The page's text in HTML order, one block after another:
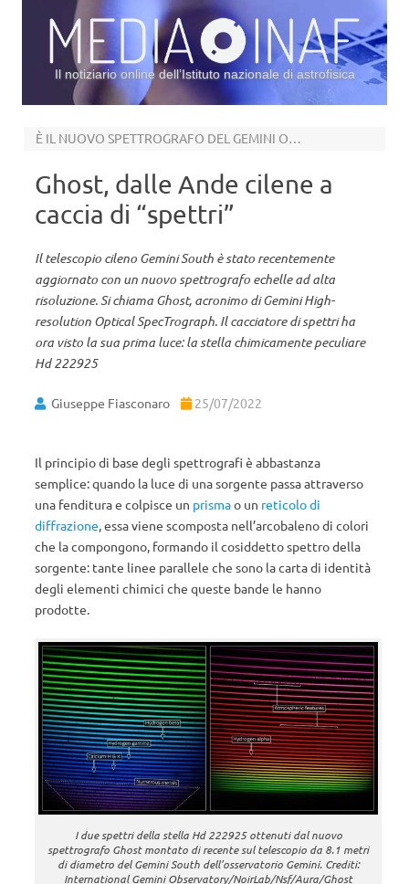
Il notiziario online dell’Istituto nazionale di astrofisica
È IL NUOVO SPETTROGRAFO DEL GEMINI OBSERVATORY
Ghost, dalle Ande cilene a
caccia di “spettri”
Il telescopio cileno Gemini South è stato recentemente
aggiornato con un nuovo spettrografo echelle ad alta
risoluzione. Si chiama Ghost, acronimo di Gemini High-
resolution Optical SpecTrograph. Il cacciatore di spettri ha
ora visto la sua prima luce: la stella chimicamente peculiare
Hd 222925
Giuseppe Fiasconaro 25/07/2022
Il principio di base degli spettrografi è abbastanza
semplice: quando la luce di una sorgente passa attraverso
una fenditura e colpisce un prismao un reticolo di
diffrazione, essa viene scomposta nell’arcobaleno di colori
che la compongono, formando il cosiddetto spettro della
sorgente: tante linee parallele che sono la carta di identità
degli elementi chimici che queste bande le hanno
prodotte.
I due spettri della stella Hd 222925 ottenuti dal nuovo
spettrografo Ghost montato di recente sul telescopio da 8.1 metri
di diametro del Gemini South dell’osservatorio Gemini. Crediti:
International Gemini Observatory/NoirLab/Nsf/Aura/Ghost